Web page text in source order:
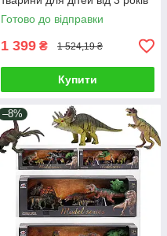
45 елементів фігурка
фермера хлів загородка
Готово до відправки
1 399 ₴ 1 524,19 ₴
Купити
–8%